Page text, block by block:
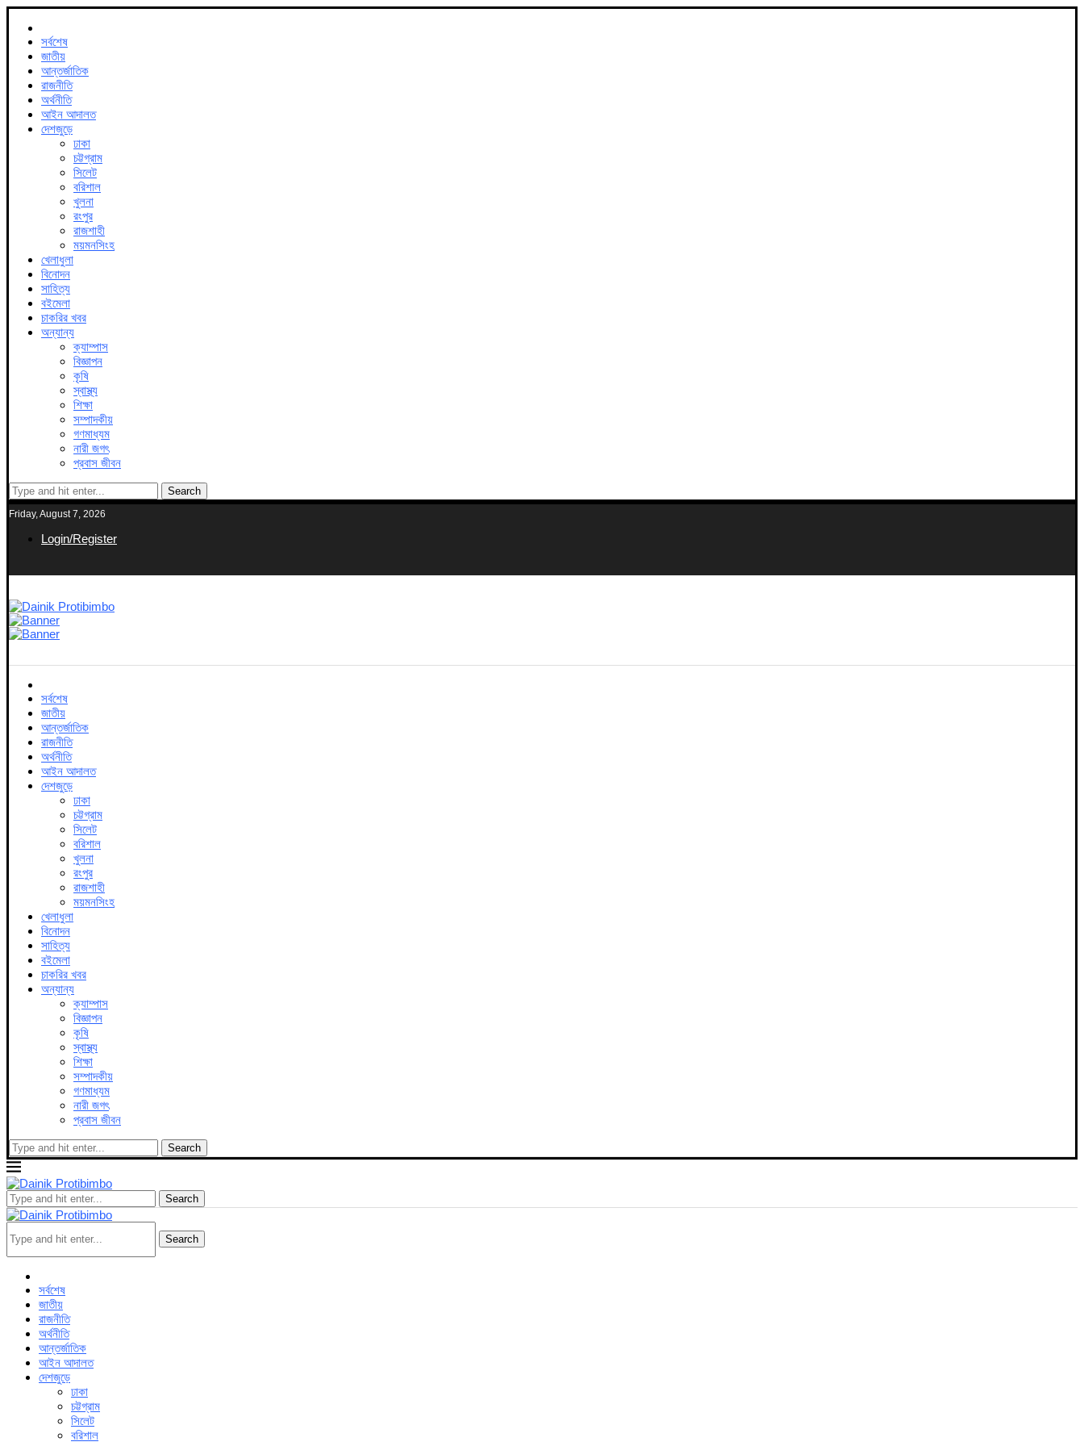
সর্বশেষ
জাতীয়
আন্তর্জাতিক
রাজনীতি
অর্থনীতি
আইন আদালত
দেশজুড়ে
ঢাকা
চট্টগ্রাম
সিলেট
বরিশাল
খুলনা
রংপুর
রাজশাহী
ময়মনসিংহ
খেলাধুলা
বিনোদন
সাহিত্য
বইমেলা
চাকরির খবর
অন্যান্য
ক্যাম্পাস
বিজ্ঞাপন
কৃষি
স্বাস্থ্য
শিক্ষা
সম্পাদকীয়
গণমাধ্যম
নারী জগৎ
প্রবাস জীবন
Search
Friday, August 7, 2026
Login/Register
সর্বশেষ
জাতীয়
আন্তর্জাতিক
রাজনীতি
অর্থনীতি
আইন আদালত
দেশজুড়ে
ঢাকা
চট্টগ্রাম
সিলেট
বরিশাল
খুলনা
রংপুর
রাজশাহী
ময়মনসিংহ
খেলাধুলা
বিনোদন
সাহিত্য
বইমেলা
চাকরির খবর
অন্যান্য
ক্যাম্পাস
বিজ্ঞাপন
কৃষি
স্বাস্থ্য
শিক্ষা
সম্পাদকীয়
গণমাধ্যম
নারী জগৎ
প্রবাস জীবন
Search
Search
Search
সর্বশেষ
জাতীয়
রাজনীতি
অর্থনীতি
আন্তর্জাতিক
আইন আদালত
দেশজুড়ে
ঢাকা
চট্টগ্রাম
সিলেট
বরিশাল